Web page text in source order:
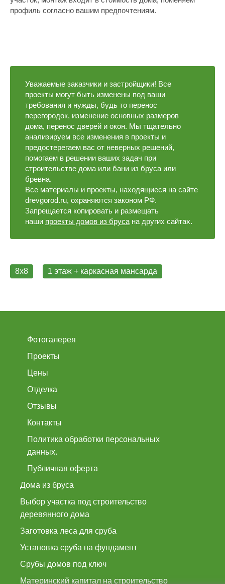
профиль согласно вашим предпочтениям.
Уважаемые заказчики и застройщики! Все
проекты могут быть изменены под ваши
требования и нужды, будь то перенос
перегородок, изменение основных размеров
дома, перенос дверей и окон. Мы тщательно
анализируем все изменения в проекты и
предостерегаем вас от неверных решений,
помогаем в решении ваших задач при
строительстве дома или бани из бруса или
бревна.
Все материалы и проекты, находящиеся на сайте
drevgorod.ru, охраняются законом РФ.
Запрещается копировать и размещать
наши проекты домов из бруса на других сайтах.
8х8 1 этаж + каркасная мансарда
Фотогалерея
Проекты
Цены
Отделка
Отзывы
Контакты
Политика обработки персональных
данных.
Публичная оферта
Дома из бруса
Выбор участка под строительство
деревянного дома
Заготовка леса для сруба
Установка сруба на фундамент
Срубы домов под ключ
Материнский капитал на строительство